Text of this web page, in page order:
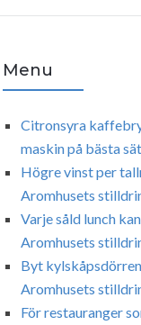
Menu
Citronsyra
maskin på bästa
Högre vinst per
Aromhusets
Varje såld lunch
Aromhusets
Byt
Aromhusets
För restauranger